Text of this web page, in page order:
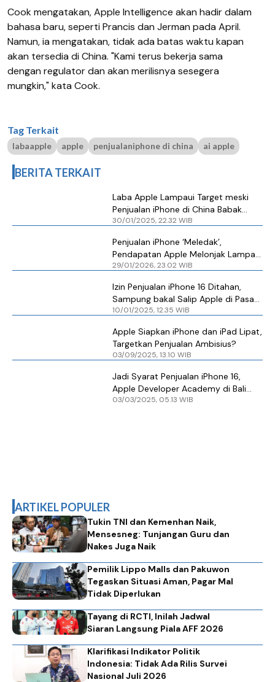
Cook mengatakan, Apple Intelligence akan hadir dalam
bahasa baru, seperti Prancis dan Jerman pada April.
Namun, ia mengatakan, tidak ada batas waktu kapan
akan tersedia di China. "Kami terus bekerja sama
dengan regulator dan akan merilisnya sesegera
mungkin," kata Cook.
Tag Terkait
labaapple apple penjualaniphone di china ai apple
BERITA TERKAIT
Laba Apple Lampaui Target meski
Penjualan iPhone di China Babak
Belur
30/01/2025, 22.32 WIB
Penjualan iPhone ‘Meledak’,
Pendapatan Apple Melonjak Lampaui
Ekspektasi
29/01/2026, 23.02 WIB
Izin Penjualan iPhone 16 Ditahan,
Sampung bakal Salip Apple di Pasar
Ponsel Premium?
10/01/2025, 12.35 WIB
Apple Siapkan iPhone dan iPad Lipat,
Targetkan Penjualan Ambisius?
03/09/2025, 13.10 WIB
Jadi Syarat Penjualan iPhone 16,
Apple Developer Academy di Bali
Resmi Dibuka
03/03/2025, 05.13 WIB
ARTIKEL POPULER
Tukin TNI dan Kemenhan Naik,
Mensesneg: Tunjangan Guru dan
Nakes Juga Naik
Pemilik Lippo Malls dan Pakuwon
Tegaskan Situasi Aman, Pagar Mal
Tidak Diperlukan
Tayang di RCTI, Inilah Jadwal
Siaran Langsung Piala AFF 2026
Klarifikasi Indikator Politik
Indonesia: Tidak Ada Rilis Survei
Nasional Juli 2026